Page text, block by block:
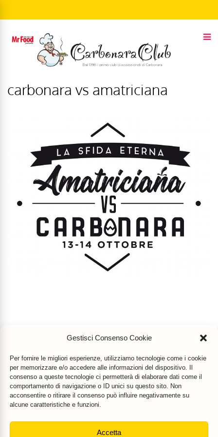
Gestisci Consenso Cookie
Per fornire le migliori esperienze, utilizziamo tecnologie come i cookie
per memorizzare e/o accedere alle informazioni del dispositivo. Il
consenso a queste tecnologie ci permetterà di elaborare dati come il
comportamento di navigazione o ID unici su questo sito. Non
acconsentire o ritirare il consenso può influire negativamente su
alcune caratteristiche e funzioni.
Accetta
carbonara vs amatriciana